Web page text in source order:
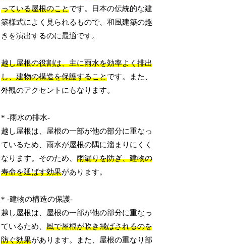
っている屋根のことです。日本の伝統的な建
築様式によく見られるもので、和風建築の趣
きを演出するのに最適です。
越し屋根の役割は、主に雨水を効率よく排出
し、建物の構造を保護することです。また、
外観のアクセントにもなります。
* -雨水の排水-
越し屋根は、屋根の一部が他の部分に重なっ
ているため、雨水が屋根の隅に溜まりにくく
なります。そのため、雨漏りを防ぎ、建物の
寿命を延ばす効果があります。
* -建物の構造の保護-
越し屋根は、屋根の一部が他の部分に重なっ
ているため、風で屋根が吹き飛ばされるのを
防ぐ効果があります。また、屋根の重なり部